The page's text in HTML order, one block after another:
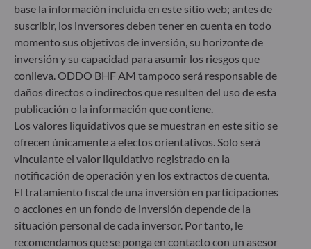
ODDO BHF Asset Management GmbH
Herzogstraße 15
40217 Düsseldorf
Alemania
+49 (0) 211 239 24 01
Gallusanlage 8
60329 Frankfurt am Main
Alemania
+49 (0) 69 920 50 0
Sociedad Gestora de Carteras autorizada por la
Bundesanstalt für Finanzdienstleistungsaufsicht (“BaFin”)
Registro Comercial: HRB 11971 juzgado de primera
instancia de Düsseldorf
base la información incluida en este sitio web; antes de
suscribir, los inversores deben tener en cuenta en todo
momento sus objetivos de inversión, su horizonte de
inversión y su capacidad para asumir los riesgos que
conlleva. ODDO BHF AM tampoco será responsable de
daños directos o indirectos que resulten del uso de esta
publicación o la información que contiene.
Los valores liquidativos que se muestran en este sitio se
ofrecen únicamente a efectos orientativos. Solo será
vinculante el valor liquidativo registrado en la
notificación de operación y en los extractos de cuenta.
El tratamiento fiscal de una inversión en participaciones
o acciones en un fondo de inversión depende de la
situación personal de cada inversor. Por tanto, le
recomendamos que se ponga en contacto con un asesor